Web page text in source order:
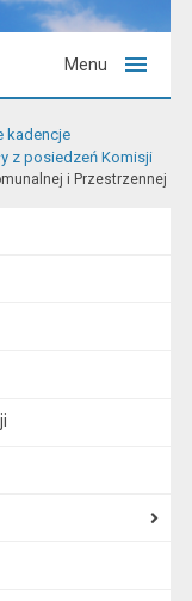
Menu
kadencje
z posiedzeń Komisji
i Przestrzennej